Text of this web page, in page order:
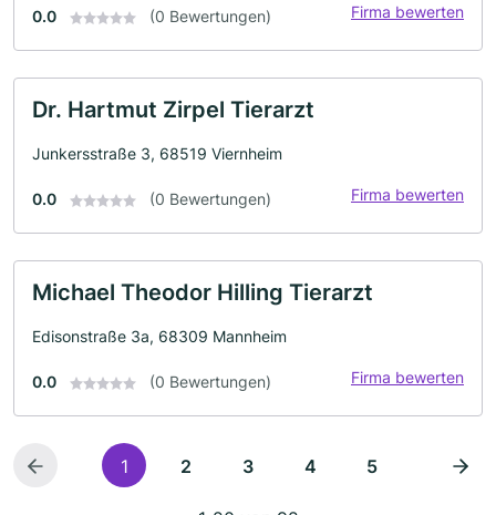
0.0 (0 Bewertungen) Firma bewerten
Dr. Hartmut Zirpel Tierarzt
Junkersstraße 3, 68519 Viernheim
0.0 (0 Bewertungen) Firma bewerten
Michael Theodor Hilling Tierarzt
Edisonstraße 3a, 68309 Mannheim
0.0 (0 Bewertungen) Firma bewerten
1 2 3 4 5